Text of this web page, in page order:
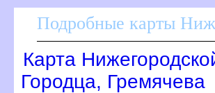
Подробные карты
Карта
Городца, Гремячева